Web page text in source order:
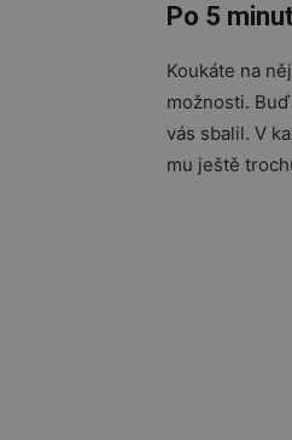
Po 5
Koukáte na
možnosti.
vás sbalil. V
mu ještě